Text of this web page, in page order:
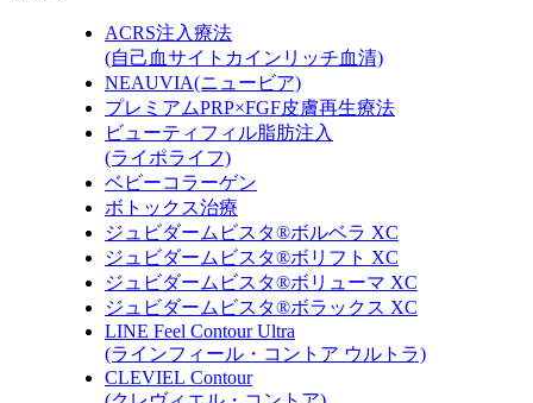
ACRS注入療法
(自己血サイトカインリッチ血清)
NEAUVIA(ニュービア)
プレミアムPRP×FGF皮膚再生療法
ビューティフィル脂肪注入
(ライポライフ)
ベビーコラーゲン
ボトックス治療
ジュビダームビスタ®ボルベラ XC
ジュビダームビスタ®ボリフト XC
ジュビダームビスタ®ボリューマ XC
ジュビダームビスタ®ボラックス XC
LINE Feel Contour Ultra
(ラインフィール・コントア ウルトラ)
CLEVIEL Contour